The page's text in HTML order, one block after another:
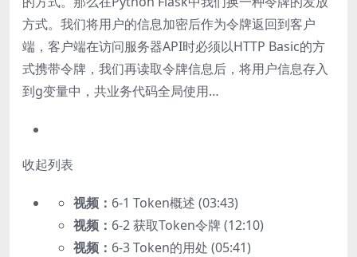
方式。我们将用户的信息加密后作为令牌返回到客户
端，客户端在访问服务器API时必须以HTTP Basic的方
式携带令牌，我们再读取令牌信息后，将用户信息存入
到g变量中，共业务代码全局使用…
收起列表
视频： 6-1 Token概述 (03:43)
视频： 6-2 获取Token令牌 (12:10)
视频： 6-3 Token的用处 (05:41)